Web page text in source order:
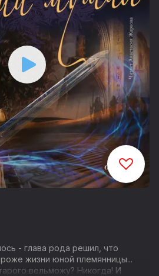
- глава рода решил, что
жизни юной племянницы...
вельможу? Никогда! И